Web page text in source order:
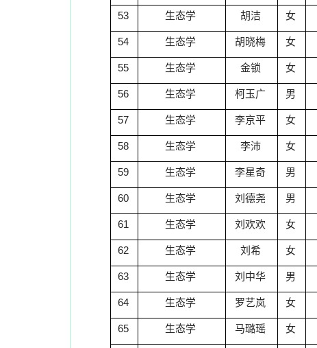
53 生态学 胡洁 女
54 生态学 胡晓梅 女
55 生态学 金锁 女
56 生态学 柯玉广 男
57 生态学 李京平 女
58 生态学 李沛 女
59 生态学 李星奇 男
60 生态学 刘德尧 男
61 生态学 刘欢欢 女
62 生态学 刘希 女
63 生态学 刘中华 男
64 生态学 罗艺岚 女
65 生态学 马璐瑶 女